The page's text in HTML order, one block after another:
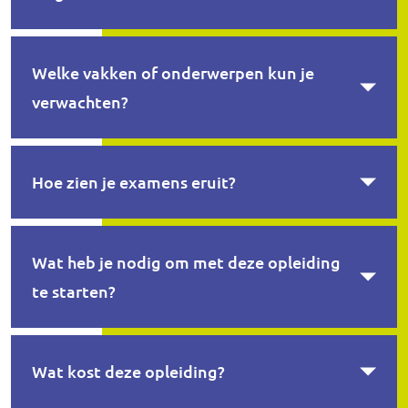
Welke vakken of onderwerpen kun je
verwachten?
Hoe zien je examens eruit?
Wat heb je nodig om met deze opleiding
te starten?
Wat kost deze opleiding?